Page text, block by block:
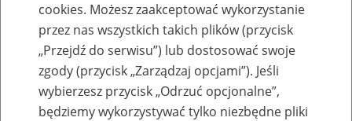
Aktualnościcookies. Możesz zaakceptować wykorzystanie
przez nas wszystkich takich plików (przycisk
„Przejdź do serwisu”) lub dostosować swoje
zgody (przycisk „Zarządzaj opcjami”). Jeśli
wybierzesz przycisk „Odrzuć opcjonalne”,
będziemy wykorzystywać tylko niezbędne pliki